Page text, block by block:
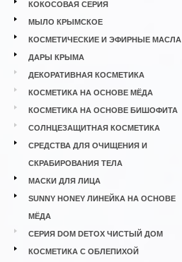
КОКОСОВАЯ СЕРИЯ
МЫЛО КРЫМСКОЕ
КОСМЕТИЧЕСКИЕ И ЭФИРНЫЕ МАСЛА
ДАРЫ КРЫМА
ДЕКОРАТИВНАЯ КОСМЕТИКА
КОСМЕТИКА НА ОСНОВЕ МЁДА
КОСМЕТИКА НА ОСНОВЕ БИШОФИТА
СОЛНЦЕЗАЩИТНАЯ КОСМЕТИКА
СРЕДСТВА ДЛЯ ОЧИЩЕНИЯ И
СКРАБИРОВАНИЯ ТЕЛА
МАСКИ ДЛЯ ЛИЦА
SUNNY HONEY ЛИНЕЙКА НА ОСНОВЕ
МЁДА
СЕРИЯ DOM DETOX ЧИСТЫЙ ДОМ
КОСМЕТИКА С ОБЛЕПИХОЙ